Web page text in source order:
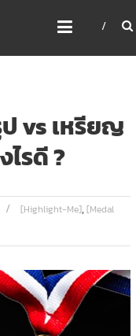
vs เหรียญ
ไรดี ?
[Highlight-Me],[Medal